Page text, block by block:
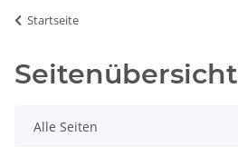
Startseite
Seitenübersicht
Alle Seiten